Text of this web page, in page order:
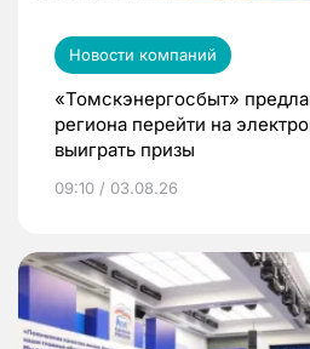
Новости компаний
«Томскэнергосбыт»
региона перейти на
выиграть призы
09:10 / 03.08.26